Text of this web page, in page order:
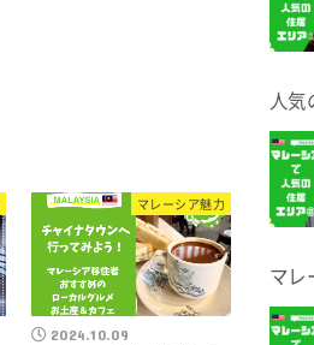
マレーシア魅力
2024.10.09
人気
マレ